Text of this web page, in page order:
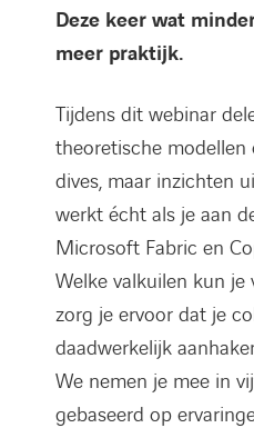
Werken bij Axians
Deze keer wat
meer praktijk.
Tijdens dit webinar
theoretische
dives, maar inzichten
werkt écht als je aan
Microsoft Fabric en
Welke valkuilen kun je
zorg je ervoor dat je
daadwerkelijk
We nemen je mee in
gebaseerd op